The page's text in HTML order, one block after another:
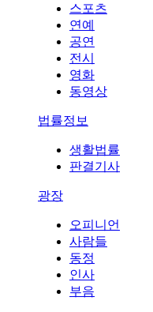
스포츠
연예
공연
전시
영화
동영상
법률정보
생활법률
판결기사
광장
오피니언
사람들
동정
인사
부음